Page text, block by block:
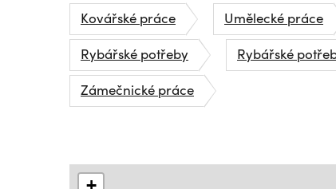
Kovářské práce Umělecké práce
Rybářské potřeby
Rybářské
Zámečnické práce